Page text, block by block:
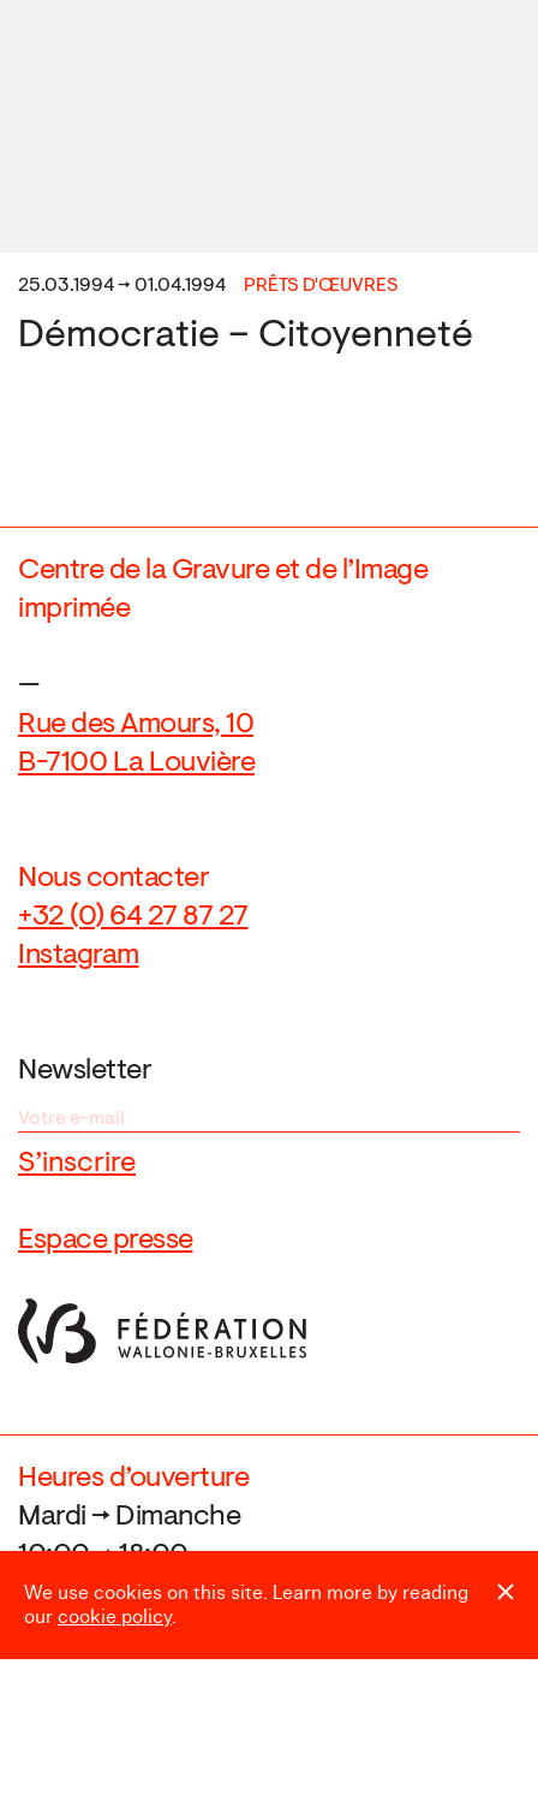
We use cookies on this site. Learn more by reading
our cookie policy.
25.03.1994 → 01.04.1994 PRÊTS D'ŒUVRES
Démocratie – Citoyenneté
Centre de la Gravure et de l’Image
imprimée
—
Rue des Amours, 10
B-7100 La Louvière
Nous contacter
+32 (0) 64 27 87 27
Instagram
Newsletter
Espace presse
Heures d’ouverture
Mardi → Dimanche
10:00 → 18:00
Fermé le